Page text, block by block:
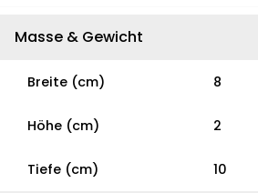
Masse & Gewicht
Breite (cm) 8
Höhe (cm) 2
Tiefe (cm) 10